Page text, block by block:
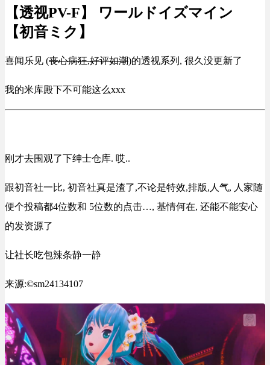
【透视PV-F】 ワールドイズマイン
【初音ミク】
喜闻乐见 (丧心病狂,好评如潮)的透视系列, 很久没更新了
我的米库殿下不可能这么xxx
刚才去围观了下绅士仓库. 哎..
跟初音社一比, 初音社真是渣了,不论是特效,排版,人气, 人家随
便个投稿都4位数和 5位数的点击…, 基情何在, 还能不能安心
的发资源了
让社长吃包辣条静一静
来源:©sm24134107